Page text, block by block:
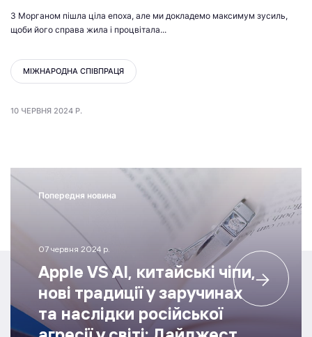
З Морганом пішла ціла епоха, але ми докладемо максимум зусиль,
щоби його справа жила і процвітала...
МІЖНАРОДНА СПІВПРАЦЯ
10 ЧЕРВНЯ 2024 Р.
Попередня новина
07 червня 2024 р.
Apple VS AI, китайські чіпи,
нові традиції у заручинах
та наслідки російської